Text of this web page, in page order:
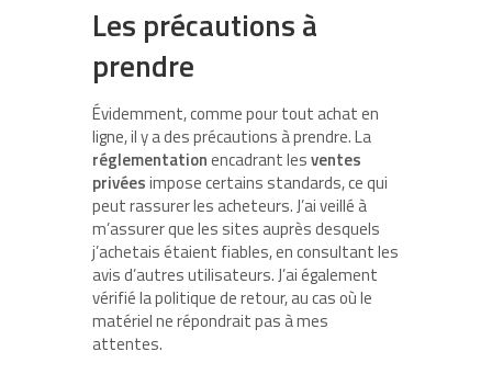
Les précautions à
prendre
Évidemment, comme pour tout achat en
ligne, il y a des précautions à prendre. La
réglementationencadrant lesventes
privéesimpose certains standards, ce qui
peut rassurer les acheteurs. J’ai veillé à
m’assurer que les sites auprès desquels
j’achetais étaient fiables, en consultant les
avis d’autres utilisateurs. J’ai également
vérifié la politique de retour, au cas où le
matériel ne répondrait pas à mes
attentes.